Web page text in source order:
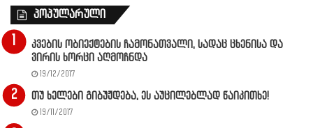
პოპულარული
კვების ობიექტების ჩამონათვალი, სადაც ცხენისა და
ვირის ხორცი აღმოჩნდა
19/12/2017
თუ ხელები გიბუჟდება, ეს აუცილებლად წაიკითხე!
19/11/2017